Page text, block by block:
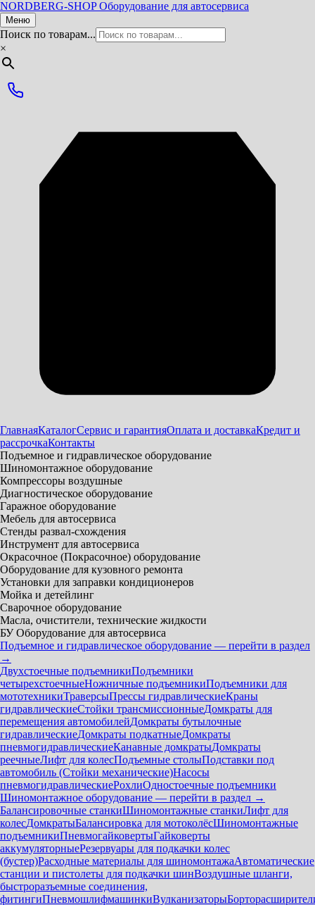
NORDBERG-SHOP Оборудование для автосервиса
Меню
Поиск по товарам...
×
ГлавнаяКаталогСервис и гарантияОплата и доставкаКредит и
рассрочкаКонтакты
Подъемное и гидравлическое оборудование
Шиномонтажное оборудование
Компрессоры воздушные
Диагностическое оборудование
Гаражное оборудование
Мебель для автосервиса
Стенды развал-схождения
Инструмент для автосервиса
Окрасочное (Покрасочное) оборудование
Оборудование для кузовного ремонта
Установки для заправки кондиционеров
Мойка и детейлинг
Сварочное оборудование
Масла, очистители, технические жидкости
БУ Оборудование для автосервиса
Подъемное и гидравлическое оборудование — перейти в раздел
→
Двухстоечные подъемникиПодъемники
четырехстоечныеНожничные подъемникиПодъемники для
мототехникиТраверсыПрессы гидравлическиеКраны
гидравлическиеСтойки трансмиссионныеДомкраты для
перемещения автомобилейДомкраты бутылочные
гидравлическиеДомкраты подкатныеДомкраты
пневмогидравлическиеКанавные домкратыДомкраты
реечныеЛифт для колесПодъемные столыПодставки под
автомобиль (Стойки механические)Насосы
пневмогидравлическиеРохлиОдностоечные подъемники
Шиномонтажное оборудование — перейти в раздел →
Балансировочные станкиШиномонтажные станкиЛифт для
колесДомкратыБалансировка для мотоколёсШиномонтажные
подъемникиПневмогайковертыГайковерты
аккумуляторныеРезервуары для подкачки колес
(бустер)Расходные материалы для шиномонтажаАвтоматические
станции и пистолеты для подкачки шинВоздушные шланги,
быстроразъемные соединения,
фитингиПневмошлифмашинкиВулканизаторы